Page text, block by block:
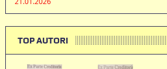
TOP AUTORI